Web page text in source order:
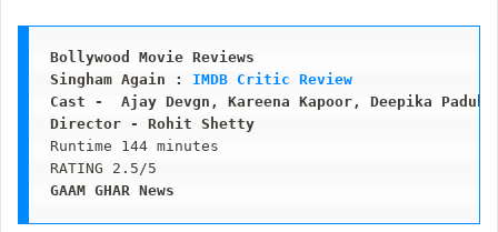
Bollywood Movie Reviews
Singham Again : IMDB Critic Review
Cast -  Ajay Devgn, Kareena Kapoor, Deepika
Director - Rohit Shetty
Runtime 144 minutes
GAAM GHAR News